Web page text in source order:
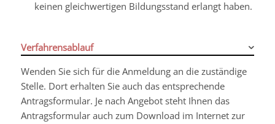
keinen gleichwertigen Bildungsstand erlangt haben.
Verfahrensablauf
Wenden Sie sich für die Anmeldung an die zuständige
Stelle. Dort erhalten Sie auch das entsprechende
Antragsformular. Je nach Angebot steht Ihnen das
Antragsformular auch zum Download im Internet zur